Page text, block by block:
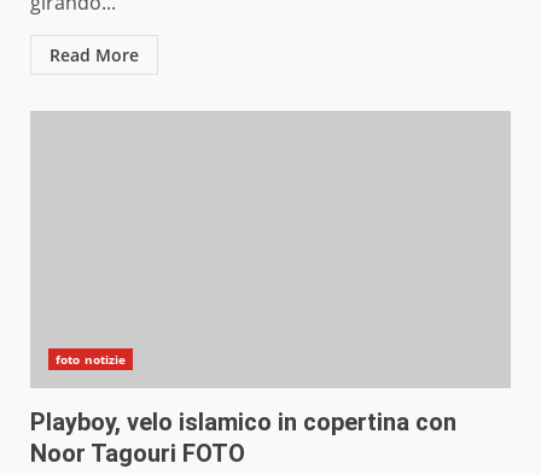
Read More
foto notizie
Playboy, velo islamico in copertina con
Noor Tagouri FOTO